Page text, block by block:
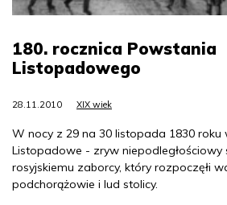
180. rocznica Powstania
Listopadowego
28.11.2010 XIX wiek
W nocy z 29 na 30 listopada 1830 roku
Listopadowe - zryw niepodległościowy
rosyjskiemu zaborcy, który rozpoczęłi
podchorążowie i lud stolicy.